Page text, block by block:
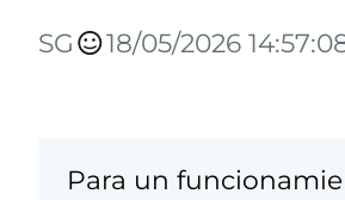
SG 18/05/2026
Para un